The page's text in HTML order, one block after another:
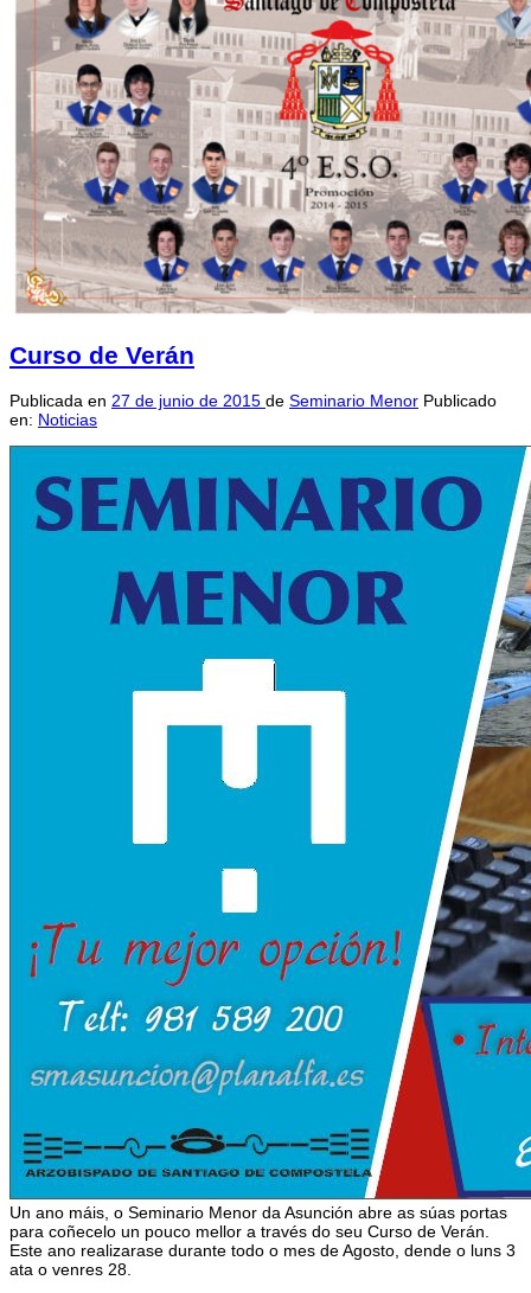
Curso de Verán
Publicada en 27 de junio de 2015 de Seminario Menor Publicado
en: Noticias
Un ano máis, o Seminario Menor da Asunción abre as súas portas
para coñecelo un pouco mellor a través do seu Curso de Verán.
Este ano realizarase durante todo o mes de Agosto, dende o luns 3
ata o venres 28.